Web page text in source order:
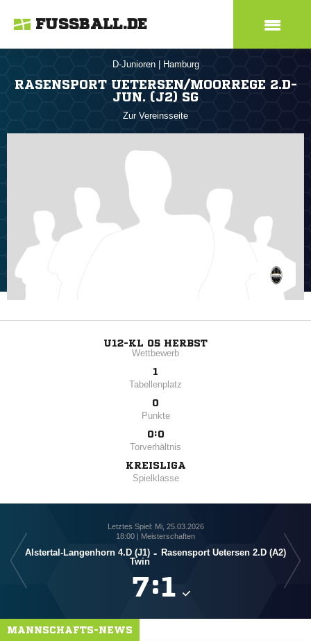
FUSSBALL.DE
D-Junioren Hamburg
RASENSPORT UETERSEN/MOORREGE 2.D-
JUN. (J2) SG
Zur Vereinsseite
U12-KL 05 HERBST
Wettbewerb
1
Tabellenplatz
0
Punkte
0:0
Torverhältnis
KREISLIGA
Spielklasse
Letztes Spiel: Mi, 25.03.2026
18:00 | Meisterschaften
Alstertal-Langenhorn 4.D (J1)
Twin
- Rasensport Uetersen 2.D (A2)
:
MANNSCHAFTS-NEWS